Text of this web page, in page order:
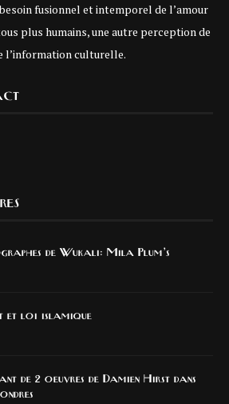
fusionnel et intemporel de l’amour
plus humains, une autre perception de
l’information culturelle.
de Wukali: Mila Plum’s
et loi islamique
de 2 oeuvres de Damien Hirst dans